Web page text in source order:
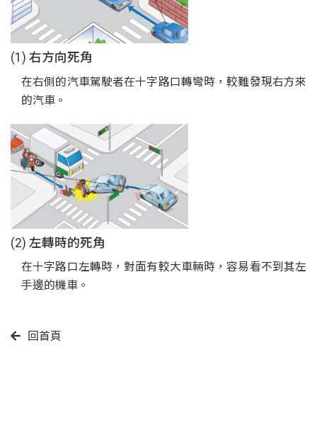
(1) 右方向死角
在右側的汽車駕駛者在十字路口轉彎時，較難發現右方來
的汽車。
(2) 左轉時的死角
在十字路口左轉時，對面有較大車輛時，容易看不到其左
手邊的機車。
回首頁